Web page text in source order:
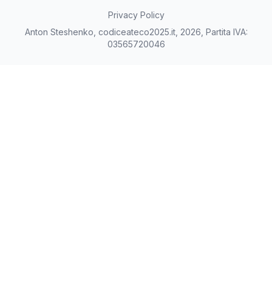
Privacy Policy
Anton Steshenko, codiceateco2025.it, 2026, Partita IVA:
03565720046